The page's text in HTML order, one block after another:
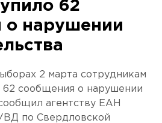
62
о нарушении
2 марта сотрудникам
62 сообщения о нарушении
агентству ЕАН
по Свердловской